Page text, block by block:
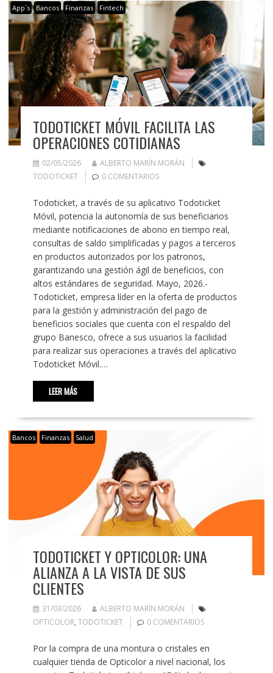
App´s Bancos Finanzas Fintech
TODOTICKET MÓVIL FACILITA LAS
OPERACIONES COTIDIANAS
02/05/2026
ALBERTO MARÍN MORÁN
TODOTICKET
0 COMENTARIOS
Todoticket, a través de su aplicativo Todoticket
Móvil, potencia la autonomía de sus beneficiarios
mediante notificaciones de abono en tiempo real,
consultas de saldo simplificadas y pagos a terceros
en productos autorizados por los patronos,
garantizando una gestión ágil de beneficios, con
altos estándares de seguridad. Mayo, 2026.-
Todoticket, empresa líder en la oferta de productos
para la gestión y administración del pago de
beneficios sociales que cuenta con el respaldo del
grupo Banesco, ofrece a sus usuarios la facilidad
para realizar sus operaciones a través del aplicativo
Todoticket Móvil.…
LEER MÁS
Bancos Finanzas Salud
TODOTICKET Y OPTICOLOR: UNA
ALIANZA A LA VISTA DE SUS
CLIENTES
31/03/2026
ALBERTO MARÍN MORÁN
OPTICOLOR, TODOTICKET 0 COMENTARIOS
Por la compra de una montura o cristales en
cualquier tienda de Opticolor a nivel nacional, los